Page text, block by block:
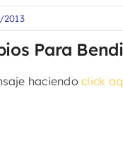
2013
Para
haciendoclick